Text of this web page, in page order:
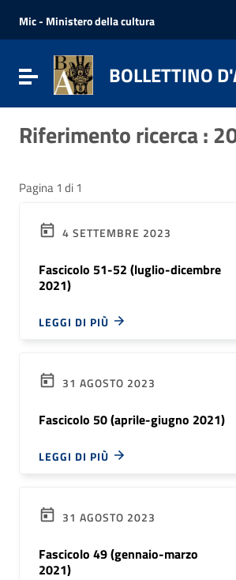
Vai al menu di navigazione
Vai al footer
Mic - Ministero della cultura
Attiva / disattiva la navigazione
BOLLETTINO
Riferimento ricerca :
Pagina 1 di 1
4 SETTEMBRE 2023
Fascicolo 51-52 (luglio-dicembre
2021)
LEGGI DI PIÙ
31 AGOSTO 2023
Fascicolo 50 (aprile-giugno 2021)
LEGGI DI PIÙ
31 AGOSTO 2023
Fascicolo 49 (gennaio-marzo
2021)